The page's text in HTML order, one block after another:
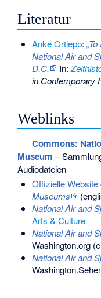
Literatur
Anke Ortlepp:
National Air and
D.C.
In:
in Contemporary
Weblinks
Commons:
Museum –
Audiodateien
Offizielle Website
Museums
National Air and
Arts & Culture
National Air and
Washington.org
National Air and